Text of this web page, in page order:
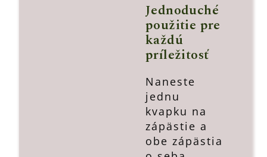
Jednoduché
použitie pre
každú
príležitosť
Naneste
jednu
kvapku na
zápästie a
obe zápästia